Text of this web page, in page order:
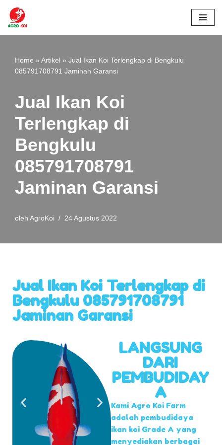
Lompat
Home » Artikel » Jual Ikan Koi Terlengkap di Bengkulu
085791708791 Jaminan Garansi
Jual Ikan Koi
Terlengkap di
Bengkulu
085791708791
Jaminan Garansi
oleh AgroKoi 24 Agustus 2022
Jual Ikan Koi Terlengkap di
Bengkulu 085791708791
Jaminan Garansi
LANGSUNG
DARI
PEMBUDIDAY
A
Kami Agro Koi Farm
adalah pembudidaya
ikan koi Grade A yang
menyediakan berbagai